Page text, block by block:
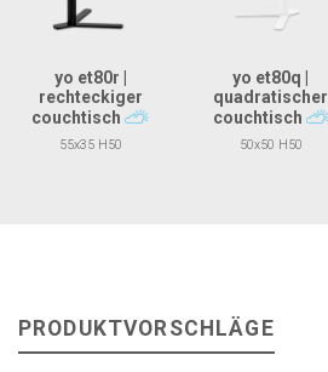
yo et80r |
rechteckiger
couchtisch
55x35 H50
yo et80q |
quadratischer
couchtisch
50x50 H50
PRODUKTVORSCHLÄGE